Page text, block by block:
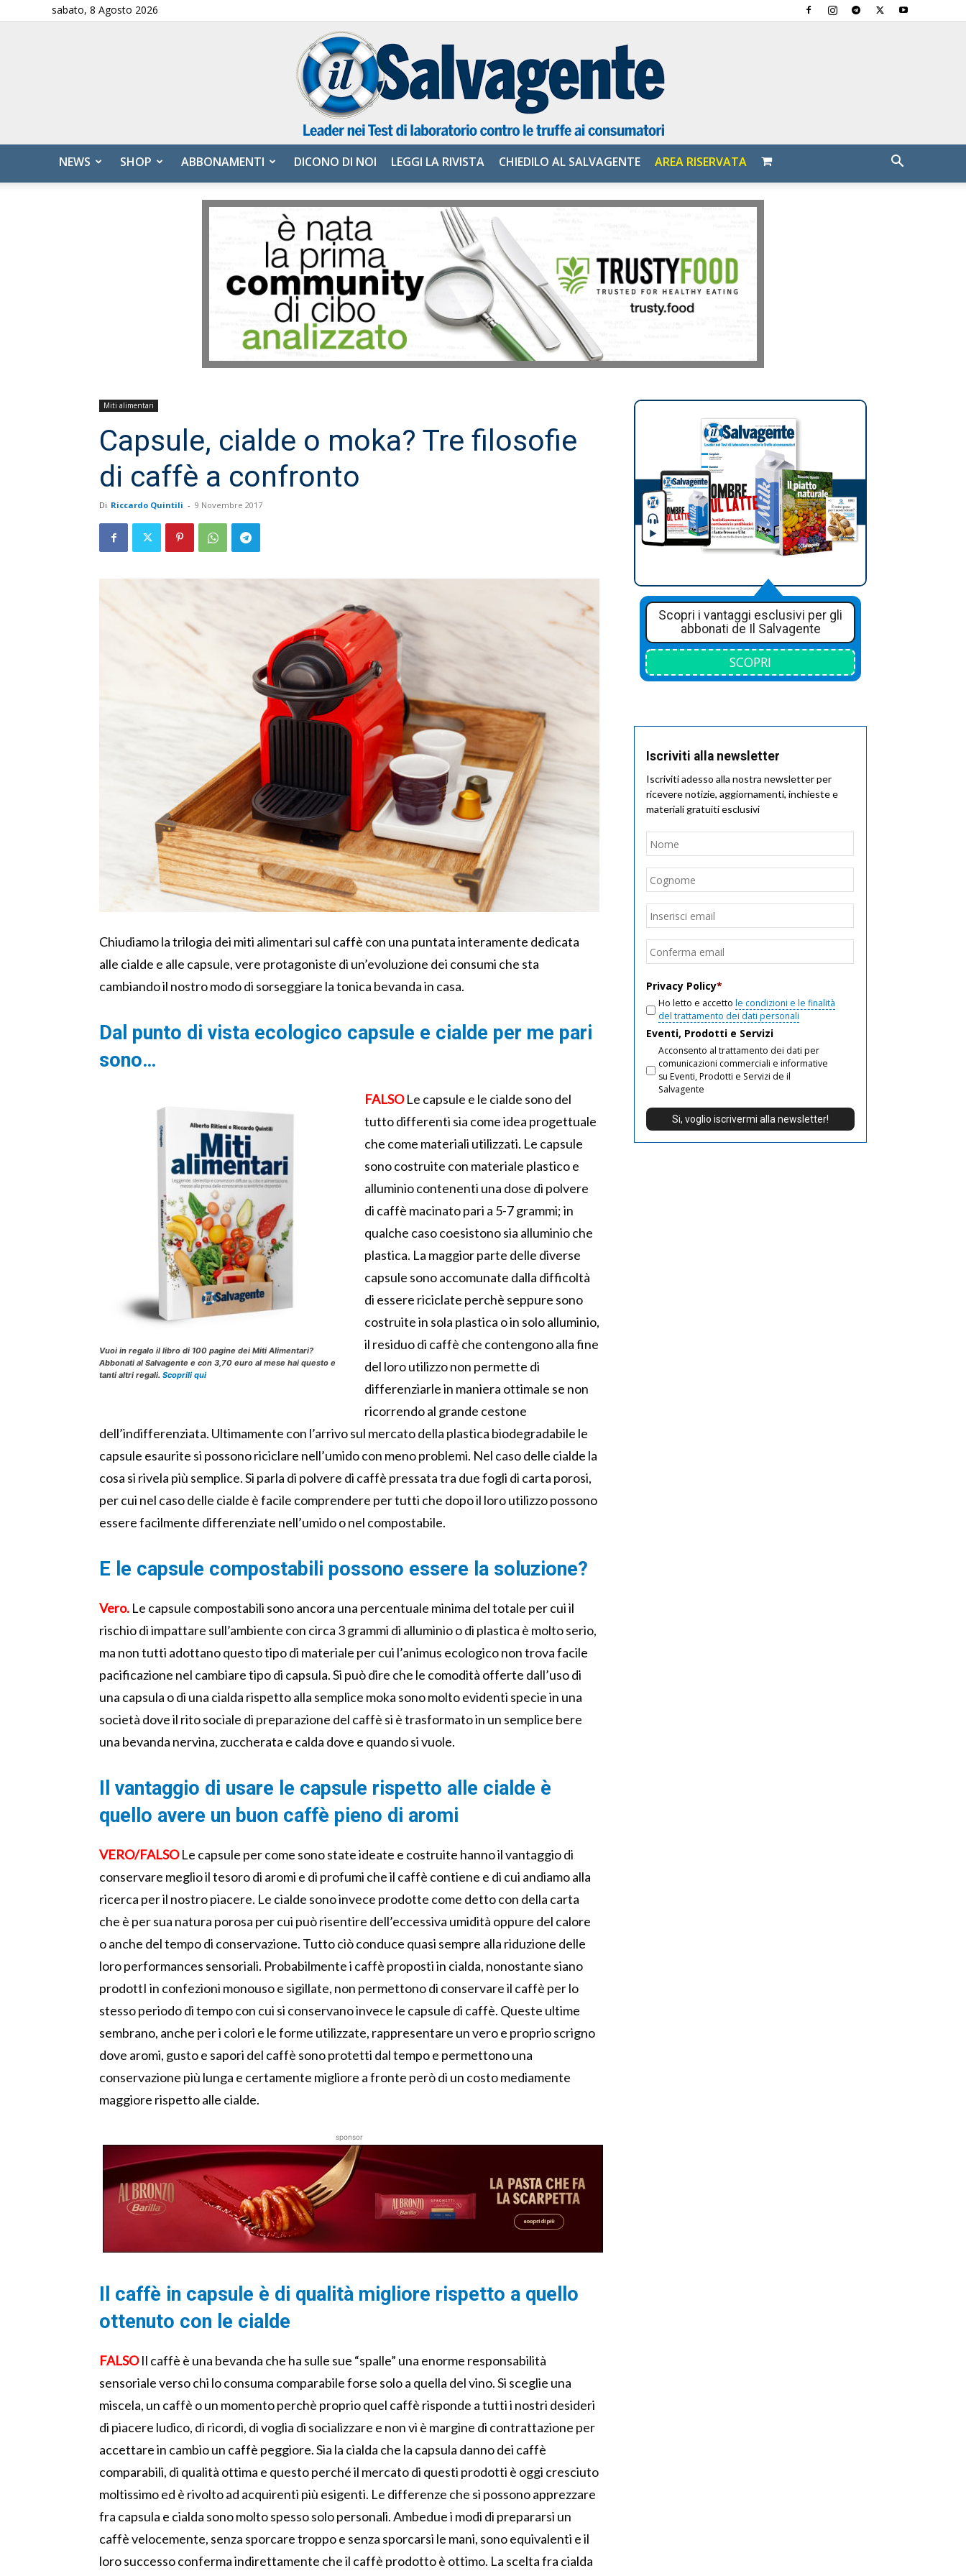
sabato, 8 Agosto 2026
Salvagente
NEWS SHOP ABBONAMENTI DICONO DI NOI LEGGI LA RIVISTA CHIEDILO AL SALVAGENTE AREA RISERVATA
Miti alimentari
Capsule, cialde o moka? Tre filosofie
di caffè a confronto
Di Riccardo Quintili - 9 Novembre 2017
Chiudiamo la trilogia dei miti alimentari sul caffè con una puntata interamente dedicata
alle cialde e alle capsule, vere protagoniste di un’evoluzione dei consumi che sta
cambiando il nostro modo di sorseggiare la tonica bevanda in casa.
Dal punto di vista ecologico capsule e cialde per me pari
sono…
Vuoi in regalo il libro di 100 pagine dei Miti Alimentari?
Abbonati al Salvagente e con 3,70 euro al mese hai questo e
tanti altri regali. Scoprili qui
FALSOLe capsule e le cialde sono del
tutto differenti sia come idea progettuale
che come materiali utilizzati. Le capsule
sono costruite con materiale plastico e
alluminio contenenti una dose di polvere
di caffè macinato pari a 5-7 grammi; in
qualche caso coesistono sia alluminio che
plastica. La maggior parte delle diverse
capsule sono accomunate dalla difficoltà
di essere riciclate perchè seppure sono
costruite in sola plastica o in solo alluminio,
il residuo di caffè che contengono alla fine
del loro utilizzo non permette di
differenziarle in maniera ottimale se non
ricorrendo al grande cestone
dell’indifferenziata. Ultimamente con l’arrivo sul mercato della plastica biodegradabile le
capsule esaurite si possono riciclare nell’umido con meno problemi. Nel caso delle cialde la
cosa si rivela più semplice. Si parla di polvere di caffè pressata tra due fogli di carta porosi,
per cui nel caso delle cialde è facile comprendere per tutti che dopo il loro utilizzo possono
essere facilmente differenziate nell’umido o nel compostabile.
E le capsule compostabili possono essere la soluzione?
Vero. Le capsule compostabili sono ancora una percentuale minima del totale per cui il
rischio di impattare sull’ambiente con circa 3 grammi di alluminio o di plastica è molto serio,
ma non tutti adottano questo tipo di materiale per cui l’animus ecologico non trova facile
pacificazione nel cambiare tipo di capsula. Si può dire che le comodità offerte dall’uso di
una capsula o di una cialda rispetto alla semplice moka sono molto evidenti specie in una
società dove il rito sociale di preparazione del caffè si è trasformato in un semplice bere
una bevanda nervina, zuccherata e calda dove e quando si vuole.
Il vantaggio di usare le capsule rispetto alle cialde è
quello avere un buon caffè pieno di aromi
VERO/FALSOLe capsule per come sono state ideate e costruite hanno il vantaggio di
conservare meglio il tesoro di aromi e di profumi che il caffè contiene e di cui andiamo alla
ricerca per il nostro piacere. Le cialde sono invece prodotte come detto con della carta
che è per sua natura porosa per cui può risentire dell’eccessiva umidità oppure del calore
o anche del tempo di conservazione. Tutto ciò conduce quasi sempre alla riduzione delle
loro performances sensoriali. Probabilmente i caffè proposti in cialda, nonostante siano
prodottI in confezioni monouso e sigillate, non permettono di conservare il caffè per lo
stesso periodo di tempo con cui si conservano invece le capsule di caffè. Queste ultime
sembrano, anche per i colori e le forme utilizzate, rappresentare un vero e proprio scrigno
dove aromi, gusto e sapori del caffè sono protetti dal tempo e permettono una
conservazione più lunga e certamente migliore a fronte però di un costo mediamente
maggiore rispetto alle cialde.
sponsor
Il caffè in capsule è di qualità migliore rispetto a quello
ottenuto con le cialde
FALSOIl caffè è una bevanda che ha sulle sue “spalle” una enorme responsabilità
sensoriale verso chi lo consuma comparabile forse solo a quella del vino. Si sceglie una
miscela, un caffè o un momento perchè proprio quel caffè risponde a tutti i nostri desideri
di piacere ludico, di ricordi, di voglia di socializzare e non vi è margine di contrattazione per
accettare in cambio un caffè peggiore. Sia la cialda che la capsula danno dei caffè
comparabili, di qualità ottima e questo perché il mercato di questi prodotti è oggi cresciuto
moltissimo ed è rivolto ad acquirenti più esigenti. Le differenze che si possono apprezzare
fra capsula e cialda sono molto spesso solo personali. Ambedue i modi di prepararsi un
caffè velocemente, senza sporcare troppo e senza sporcarsi le mani, sono equivalenti e il
loro successo conferma indirettamente che il caffè prodotto è ottimo. La scelta fra cialda
Scopri i vantaggi esclusivi per gli
abbonati de Il Salvagente
SCOPRI
Iscriviti alla newsletter
Iscriviti adesso alla nostra newsletter per
ricevere notizie, aggiornamenti, inchieste e
materiali gratuiti esclusivi
Nome
Email
Privacy Policy*
Ho letto e accetto le condizioni e le finalità
del trattamento dei dati personali
Eventi, Prodotti e Servizi
Acconsento al trattamento dei dati per
comunicazioni commerciali e informative
su Eventi, Prodotti e Servizi de il
Salvagente